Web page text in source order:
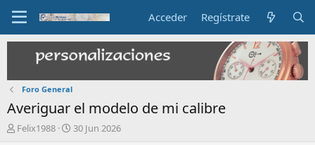
Acceder Regístrate
Foro General
Averiguar el modelo de mi calibre
IFelix1988
F
30 Jun 2026